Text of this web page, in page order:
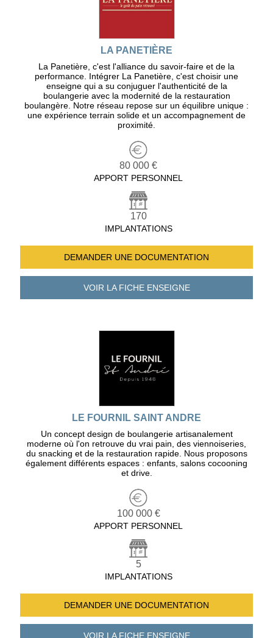
LA PANETIÈRE
La Panetière, c'est l'alliance du savoir-faire et de la
performance. Intégrer La Panetière, c'est choisir une
enseigne qui a su conjuguer l'authenticité de la
boulangerie avec la modernité de la restauration
boulangère. Notre réseau repose sur un équilibre unique :
une expérience terrain solide et un accompagnement de
proximité.
80 000 €
APPORT PERSONNEL
170
IMPLANTATIONS
DEMANDER UNE DOCUMENTATION
VOIR LA FICHEENSEIGNE
LE FOURNIL SAINT ANDRE
Un concept design de boulangerie artisanalement
moderne où l'on retrouve du vrai pain, des viennoiseries,
du snacking et de la restauration rapide. Nous proposons
également différents espaces : enfants, salons cocooning
et drive.
100 000 €
APPORT PERSONNEL
5
IMPLANTATIONS
DEMANDER UNE DOCUMENTATION
VOIR LA FICHEENSEIGNE